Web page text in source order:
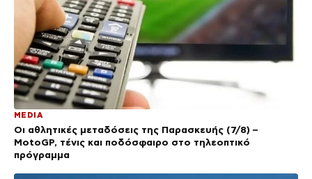
MEDIA
Οι αθλητικές μεταδόσεις της Παρασκευής (7/8) –
MotoGP, τένις και ποδόσφαιρο στο τηλεοπτικό
πρόγραμμα